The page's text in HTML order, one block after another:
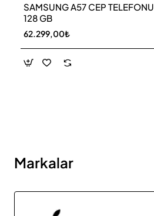
SAMSUNG A57 CEP TELEFONU
128 GB
62.299,00₺
Markalar